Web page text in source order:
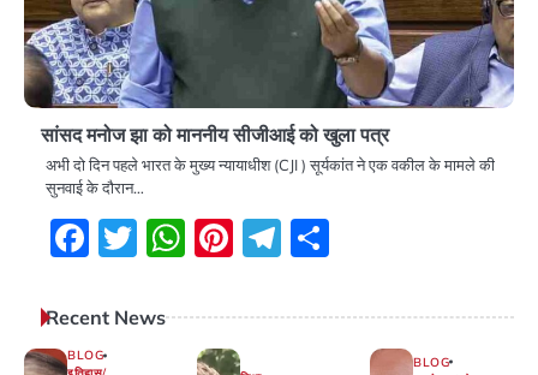
सांसद मनोज झा को माननीय सीजीआई को खुला पत्र
अभी दो दिन पहले भारत के मुख्य न्यायाधीश (CJI ) सूर्यकांत ने एक वकील के मामले की
सुनवाई के दौरान…
Facebook
Twitter
WhatsApp
Pinterest
Telegram
Recent News
BLOG
BLOG